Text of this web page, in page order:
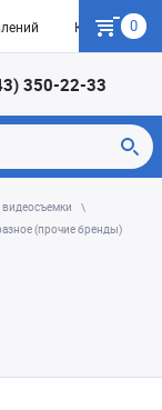
Как купить
0
350-22-33
(прочие бренды)